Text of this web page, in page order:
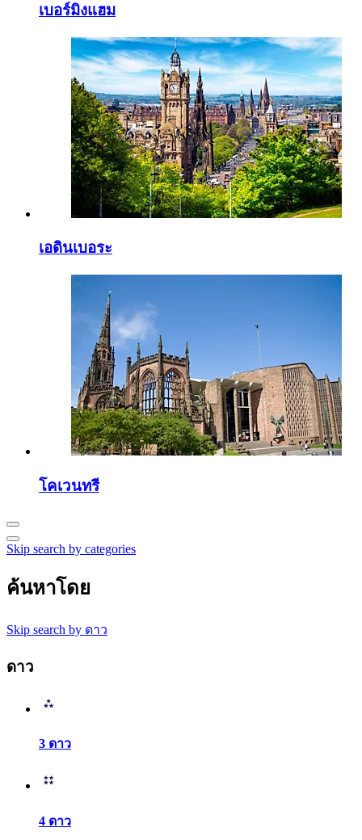
เบอร์มิงแฮม
เอดินเบอระ
โคเวนทรี
Skip search by categories
ค้นหาโดย
Skip search by ดาว
ดาว
3 ดาว
4 ดาว